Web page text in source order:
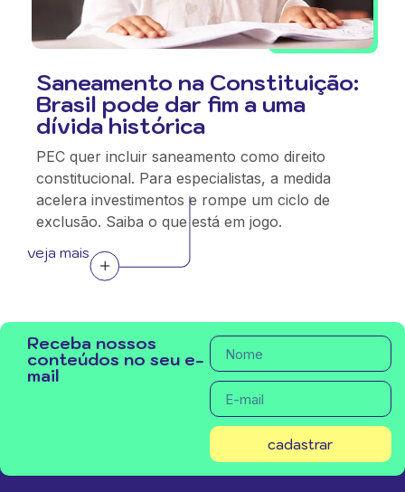
Saneamento na Constituição:
Brasil pode dar fim a uma
dívida histórica
PEC quer incluir saneamento como direito
constitucional. Para especialistas, a medida
acelera investimentos e rompe um ciclo de
exclusão. Saiba o que está em jogo.
veja mais
Receba nossos
conteúdos no seu e-
mail
cadastrar